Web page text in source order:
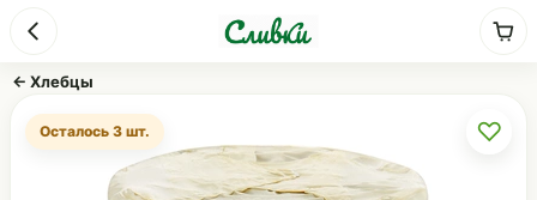
← Хлебцы
Осталось 3 шт. ♡